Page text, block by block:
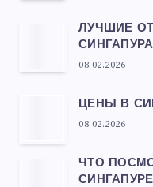
ЛУЧШИЕ
СИНГАПУРА
08.02.2026
ЦЕНЫ В
08.02.2026
ЧТО
СИНГАПУРЕ